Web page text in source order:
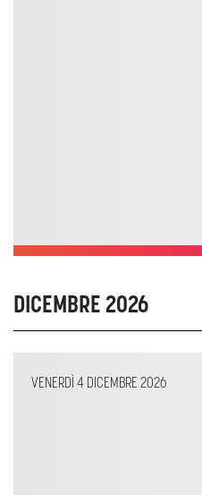
DICEMBRE 2026
VENERDÌ 4 DICEMBRE 2026